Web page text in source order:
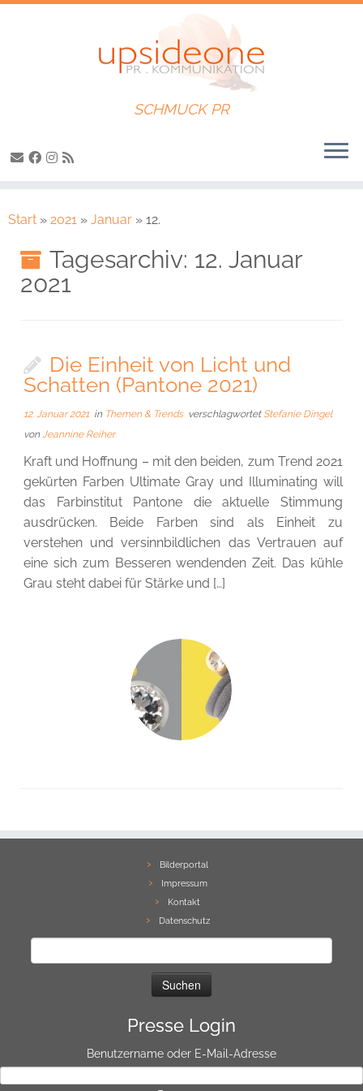
Inhalt
SCHMUCK PR
Start » 2021 » Januar » 12.
Tagesarchiv: 12. Januar
2021
Die Einheit von Licht und
Schatten (Pantone 2021)
12. Januar 2021in Themen & Trends verschlagwortet Stefanie Dingel
vonJeannine Reiher
Kraft und Hoffnung – mit den beiden, zum Trend 2021
gekürten Farben Ultimate Gray und Illuminating will
das Farbinstitut Pantone die aktuelle Stimmung
ausdrücken. Beide Farben sind als Einheit zu
verstehen und versinnbildlichen das Vertrauen auf
eine sich zum Besseren wendenden Zeit. Das kühle
Grau steht dabei für Stärke und […]
Bilderportal
Impressum
Kontakt
Datenschutz
Presse Login
Benutzername oder E-Mail-Adresse